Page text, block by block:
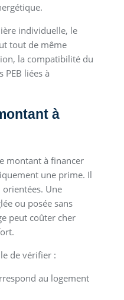
individuelle, le
tout de même
la compatibilité du
liées à
à
montant à financer
une prime. Il
Une
ou posée sans
peut coûter cher
de vérifier :
au logement